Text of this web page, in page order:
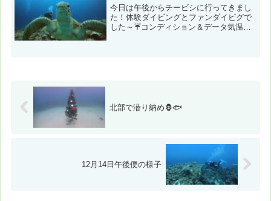
今日は午後からチービシに行ってきまし
た！体験ダイビングとファンダイビグで
した～☔コンディション＆データ気温：
北部で潜り納め🦍🐟
12月14日午後便の様子